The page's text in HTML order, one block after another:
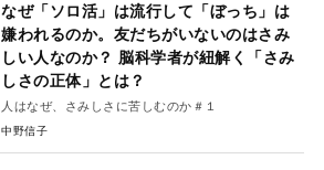
なぜ「ソロ活」は流行して「ぼっち」は
嫌われるのか。友だちがいないのはさみ
しい人なのか？ 脳科学者が紐解く「さみ
しさの正体」とは？
人はなぜ、さみしさに苦しむのか＃１
中野信子